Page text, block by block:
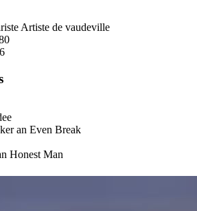
Artiste de vaudeville
an Even Break
Honest Man